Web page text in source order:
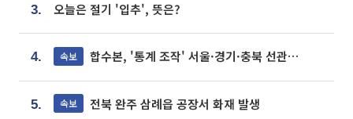
3. 오늘은 절기 '입추', 뜻은?
4. 속보 합수본, '통계 조작' 서울·경기·충북 선관위 등 추가 압수수색
5. 속보 전북 완주 삼례읍 공장서 화재 발생